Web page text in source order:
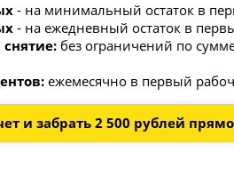
- на минимальный остаток в
- на ежедневный остаток в
без ограничений по
ежемесячно в первый
и забрать 2 500 рублей